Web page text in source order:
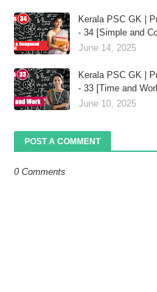
Kerala PSC GK |
- 34 [Simple and
June 14, 2025
Kerala PSC GK |
- 33 [Time and
June 10, 2025
POST A COMMENT
0 Comments